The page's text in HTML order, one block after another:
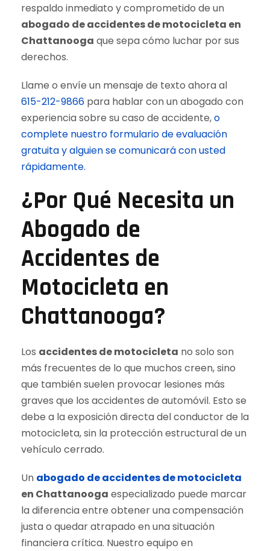
respaldo inmediato y comprometido de un
abogado de accidentes de motocicleta en
Chattanooga que sepa cómo luchar por sus
derechos.
Llame o envíe un mensaje de texto ahora al
615-212-9866 para hablar con un abogado con
experiencia sobre su caso de accidente,o
complete nuestro formulario de evaluación
gratuita y alguien se comunicará con usted
rápidamente.
¿Por Qué Necesita un
Abogado de
Accidentes de
Motocicleta en
Chattanooga?
Los accidentes de motocicleta no solo son
más frecuentes de lo que muchos creen, sino
que también suelen provocar lesiones más
graves que los accidentes de automóvil. Esto se
debe a la exposición directa del conductor de la
motocicleta, sin la protección estructural de un
vehículo cerrado.
Un abogado de accidentes de motocicleta
en Chattanooga especializado puede marcar
la diferencia entre obtener una compensación
justa o quedar atrapado en una situación
financiera crítica. Nuestro equipo en